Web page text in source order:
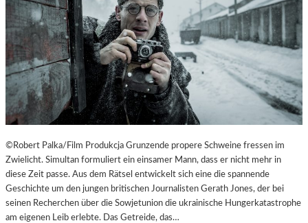
©Robert Palka/Film Produkcja Grunzende propere Schweine fressen im
Zwielicht. Simultan formuliert ein einsamer Mann, dass er nicht mehr in
diese Zeit passe. Aus dem Rätsel entwickelt sich eine die spannende
Geschichte um den jungen britischen Journalisten Gerath Jones, der bei
seinen Recherchen über die Sowjetunion die ukrainische Hungerkatastrophe
am eigenen Leib erlebte. Das Getreide, das…